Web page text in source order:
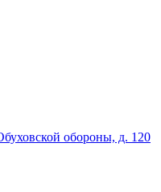
обороны, д. 120